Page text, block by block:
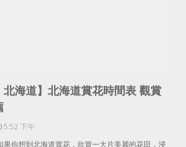
北海道】北海道賞花時間表 觀賞
5:52 下午
果你想到北海道賞花，欣賞一大片美麗的花田，浸